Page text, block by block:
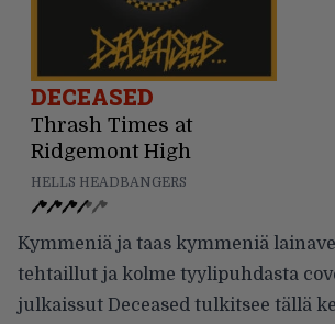
DECEASED
Thrash Times at
Ridgemont High
HELLS HEADBANGERS
Kymmeniä ja taas kymmeniä
tehtaillut ja kolme tyylipuhdasta
julkaissut Deceased tulkitsee tällä